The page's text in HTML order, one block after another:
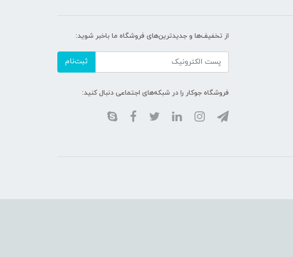
از تخفیف‌ها و جدیدترین‌های فروشگاه ما باخبر شوید:
ثبت‌نام
فروشگاه جوکار را در شبکه‌های اجتماعی دنبال کنید: